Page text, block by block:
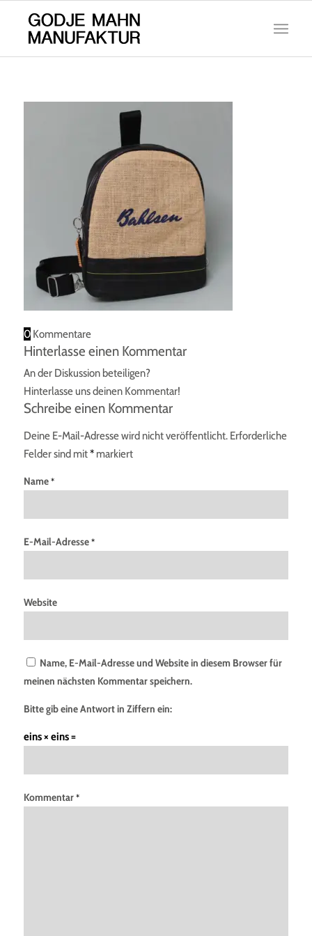
0 Kommentare
Hinterlasse einen Kommentar
An der Diskussion beteiligen?
Hinterlasse uns deinen Kommentar!
Schreibe einen Kommentar
Deine E-Mail-Adresse wird nicht veröffentlicht. Erforderliche
Felder sind mit*markiert
Name*
E-Mail-Adresse*
Website
Name, E-Mail-Adresse und Website in diesem Browser für
meinen nächsten Kommentar speichern.
Bitte gib eine Antwort in Ziffern ein:
eins × eins =
Kommentar*